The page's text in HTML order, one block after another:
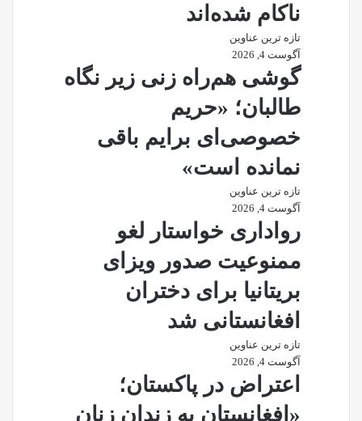
ناکام شده‌اند
تازه ترین عناوین
آگوست 4, 2026
گوشی هم‌راه زنی زیر نگاه
طالبان؛ «حریم
خصوصی‌ای برایم باقی
نمانده است»
تازه ترین عناوین
آگوست 4, 2026
رواداری خواستار لغو
ممنوعیت صدور ویزای
بریتانیا برای دختران
افغانستانی شد
تازه ترین عناوین
آگوست 4, 2026
اعتراض در پاکستان؛
«افغانستان به زندان زنان